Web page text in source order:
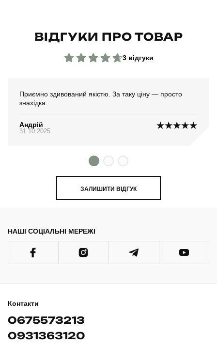
ВІДГУКИ ПРО ТОВАР
3 відгуки
Приємно здивований якістю. За таку ціну — просто
знахідка.
Андрій
31.10.2025
ЗАЛИШИТИ ВІДГУК
НАШІ СОЦІАЛЬНІ МЕРЕЖІ
Контакти
0675573213
0931363120